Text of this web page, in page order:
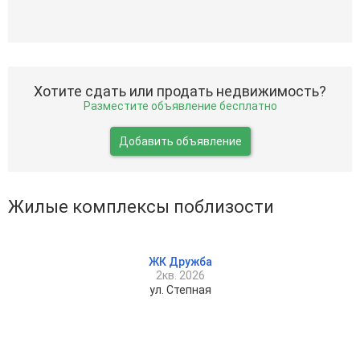
Хотите сдать или продать недвижимость?
Разместите объявление бесплатно
Добавить объявление
Жилые комплексы поблизости
ЖК Дружба
2кв. 2026
ул. Степная